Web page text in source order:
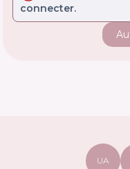
connecter.
UA